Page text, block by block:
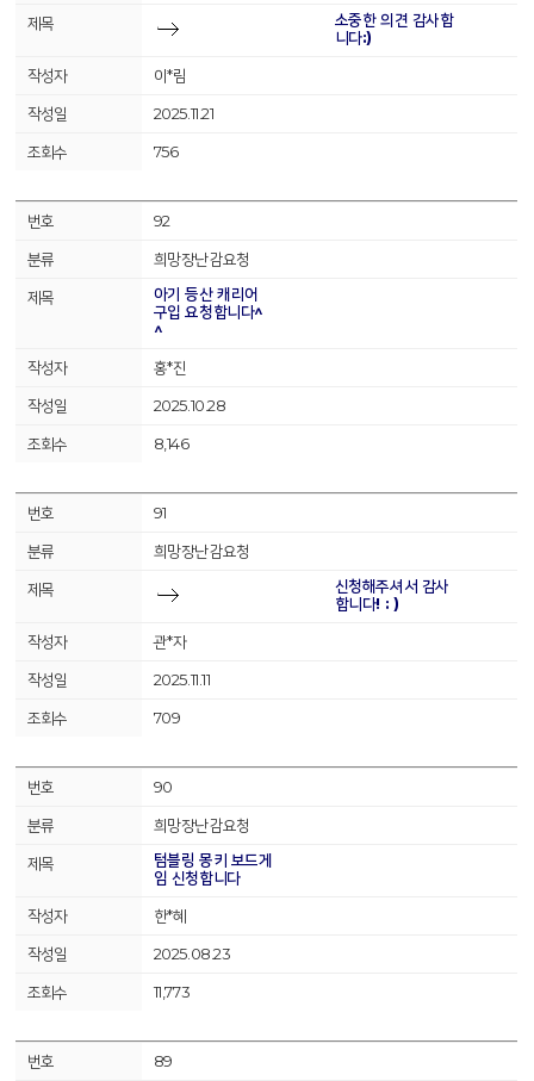
소중한 의견 감사합
니다:)
이*림
2025.11.21
756
92
희망장난감요청
아기 등산 캐리어
구입 요청합니다^
^
홍*진
2025.10.28
8,146
91
희망장난감요청
신청해주셔서 감사
합니다! : )
관*자
2025.11.11
709
90
희망장난감요청
텀블링 몽키 보드게
임 신청합니다
한*혜
2025.08.23
11,773
89